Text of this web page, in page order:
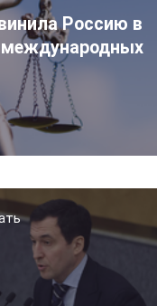
Россию в